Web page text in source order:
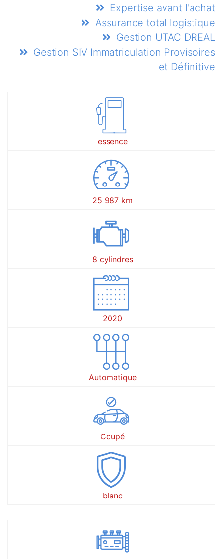
Expertise avant l'achat
Assurance total logistique
Gestion UTAC DREAL
Gestion SIV Immatriculation Provisoires
et Définitive
essence
25 987 km
8 cylindres
2020
Automatique
Coupé
blanc